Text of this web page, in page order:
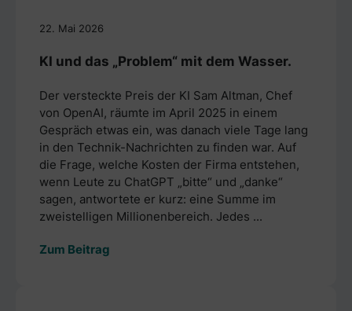
22. Mai 2026
KI und das „Problem“ mit dem Wasser.
Der versteckte Preis der KI Sam Altman, Chef
von OpenAI, räumte im April 2025 in einem
Gespräch etwas ein, was danach viele Tage lang
in den Technik-Nachrichten zu finden war. Auf
die Frage, welche Kosten der Firma entstehen,
wenn Leute zu ChatGPT „bitte“ und „danke“
sagen, antwortete er kurz: eine Summe im
zweistelligen Millionenbereich. Jedes ...
Zum Beitrag